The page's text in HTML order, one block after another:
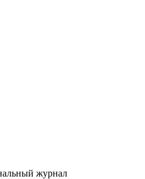
журнал